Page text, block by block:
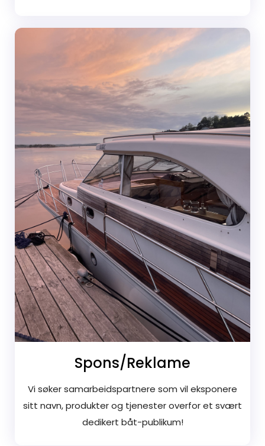
Spons/reklame
Vi søker samarbeidspartnere som vil eksponere
sitt navn, produkter og tjenester overfor et svært
dedikert båt-publikum!